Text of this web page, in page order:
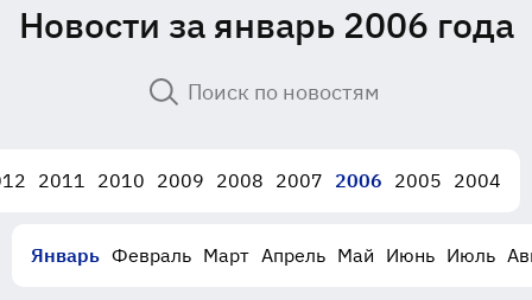
Новости за январь 2006 года
2011 2010 2009 2008 2007 2006 2005 2004
Январь Февраль Март Апрель Май Июнь Июль